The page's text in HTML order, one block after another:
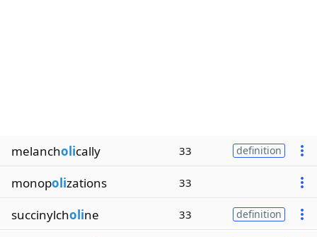
melancholically 33 definition
monopolizations 33
succinylcholine 33 definition